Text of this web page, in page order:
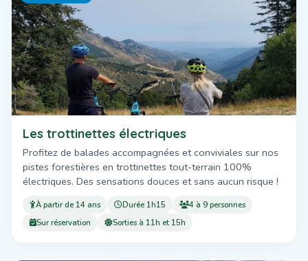
Les trottinettes électriques
Profitez de balades accompagnées et conviviales sur nos
pistes forestières en trottinettes tout-terrain 100%
électriques. Des sensations douces et sans aucun risque !
À partir de 14 ans Durée 1h15
4 à 9 personnes
Sur réservation
Sorties à 11h et 15h